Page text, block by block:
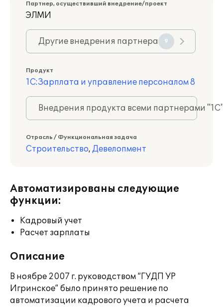
Партнер, осуществивший внедрение/проект
ЭЛМИ
Другие внедрения партнера 9
Продукт
1С:Зарплата и управление персоналом 8
Внедрения продукта всеми партнерами
Отрасль / Функциональная задача
Строительство, Девелопмент
Автоматизированы следующие
функции:
Кадровый учет
Расчет зарплаты
Описание
В ноябре 2007 г. руководством “ГУДП УР
Игринское” было принято решение по
автоматизации кадрового учета и расчета